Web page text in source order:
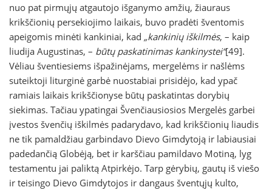
nuo pat pirmųjų atgautojo išganymo amžių, žiauraus
krikščionių persekiojimo laikais, buvo pradėti šventomis
apeigomis minėti kankiniai, kad „kankinių iškilmės, – kaip
liudija Augustinas, – būtų paskatinimas kankinystei“[49].
Vėliau šventiesiems išpažinėjams, mergelėms ir našlėms
suteiktoji liturginė garbė nuostabiai prisidėjo, kad ypač
ramiais laikais krikščionyse būtų paskatintas dorybių
siekimas. Tačiau ypatingai Švenčiausiosios Mergelės garbei
įvestos švenčių iškilmės padarydavo, kad krikščionių liaudis
ne tik pamaldžiau garbindavo Dievo Gimdytoją ir labiausiai
padedančią Globėją, bet ir karščiau pamildavo Motiną, lyg
testamentu jai paliktą Atpirkėjo. Tarp gėrybių, gautų iš viešo
ir teisingo Dievo Gimdytojos ir dangaus šventųjų kulto,